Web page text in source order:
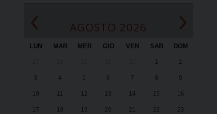
‹ AGOSTO 2026 ›
LUN MAR MER GIO VEN SAB DOM
1 2
3 4 5 6 7 8 9
10 11 12 13 14 15 16
17 18 19 20 21 22 23